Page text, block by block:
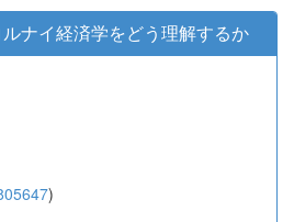
ルナイ経済学をどう理解するか
)